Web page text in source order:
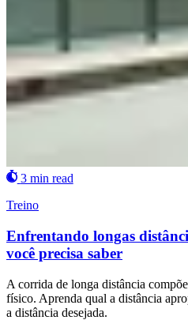
3 min read
Treino
Enfrentando longas
você precisa saber
A corrida de longa distância
físico. Aprenda qual a distância
a distância desejada.